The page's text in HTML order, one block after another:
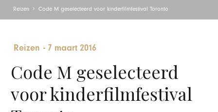
Reizen Code M geselecteerd voor kinderfilmfestival Toronto
Reizen - 7 maart 2016
Code M geselecteerd
voor kinderfilmfestival